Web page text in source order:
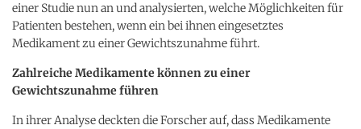
einer Studie nun an und analysierten, welche Möglichkeiten für
Patienten bestehen, wenn ein bei ihnen eingesetztes
Medikament zu einer Gewichtszunahme führt.
Zahlreiche Medikamente können zu einer
Gewichtszunahme führen
In ihrer Analyse deckten die Forscher auf, dass Medikamente